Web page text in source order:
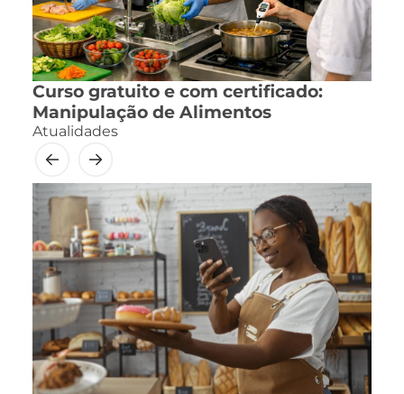
Curso gratuito e com certificado:
Manipulação de Alimentos
Atualidades